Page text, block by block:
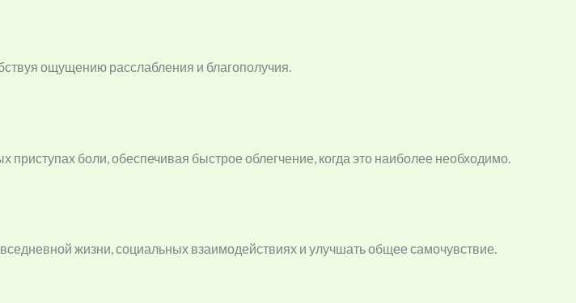
ощущению расслабления и благополучия.
боли, обеспечивая быстрое облегчение, когда это наиболее необходимо.
жизни, социальных взаимодействиях и улучшать общее самочувствие.